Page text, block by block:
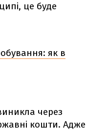
це буде
як в
через
кошти. Адже